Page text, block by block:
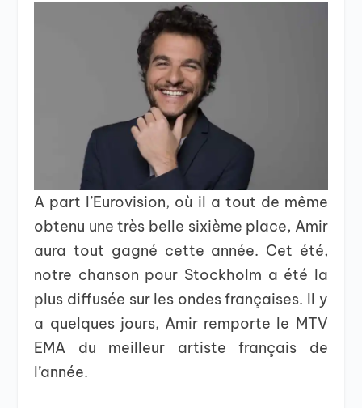
A part l’Eurovision, où il a tout de même
obtenu une très belle sixième place, Amir
aura tout gagné cette année. Cet été,
notre chanson pour Stockholm a été la
plus diffusée sur les ondes françaises. Il y
a quelques jours, Amir remporte le MTV
EMA du meilleur artiste français de
l’année.